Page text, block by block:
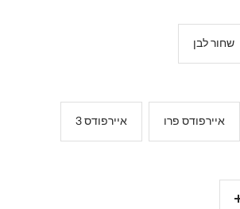
שחור לבן
איירפודס פרו איירפודס 3